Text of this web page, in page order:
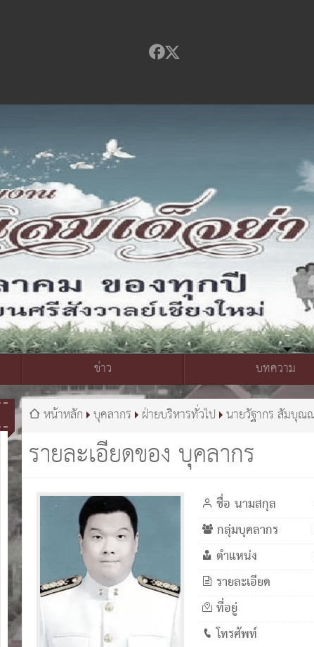
ณ บดินทรเทพยวรางกูร
ข่าว บทความ
รายละเอียดของ บุคลากร
หน้าหลัก บุคลากร ฝ่ายบริหารทั่วไป นายวัฐากร สัมบุ
ชื่อ นามสกุล
กลุ่มบุคลากร
ตำแหน่ง
รายละเอียด
ที่อยู่
โทรศัพท์